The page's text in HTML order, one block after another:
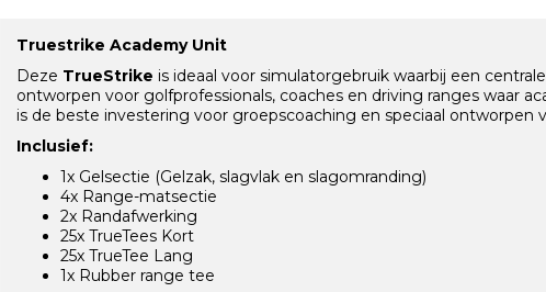
Truestrike Academy Unit
Deze TrueStrike is ideaal voor simulatorgebruik waarbij een
ontworpen voor golfprofessionals, coaches en driving ranges waar
is de beste investering voor groepscoaching en speciaal ontworpen
Inclusief:
1x Gelsectie (Gelzak, slagvlak en slagomranding)
4x Range-matsectie
2x Randafwerking
25x TrueTees Kort
25x TrueTee Lang
1x Rubber range tee